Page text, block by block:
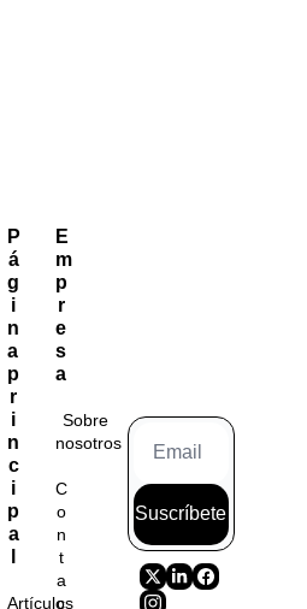
P
á
g
i
n
a
p
r
i
n
c
i
p
a
Artículos
E
m
p
r
e
s
a
Sobre
nosotros
C
o
n
t
a
c
Suscríbete